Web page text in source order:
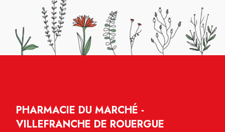
PHARMACIE DU MARCHÉ -
VILLEFRANCHE DE ROUERGUE